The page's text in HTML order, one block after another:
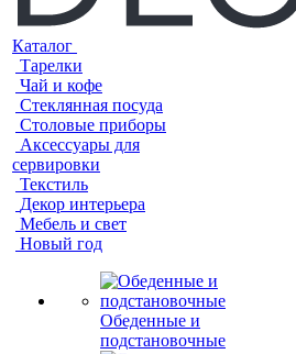
Каталог
Тарелки
Чай и кофе
Стеклянная посуда
Столовые приборы
Аксессуары для
сервировки
Текстиль
Декор интерьера
Мебель и свет
Новый год
Обеденные и
подстановочные